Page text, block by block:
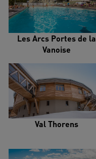
Les Arcs Portes de la
Vanoise
Val Thorens